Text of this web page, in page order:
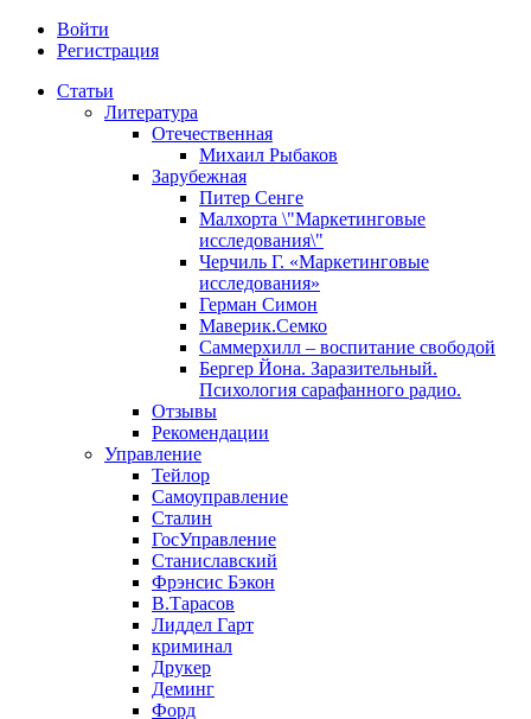
Войти
Регистрация
Статьи
Литература
Отечественная
Михаил Рыбаков
Зарубежная
Питер Сенге
Малхорта \"Маркетинговые
исследования\"
Черчиль Г. «Маркетинговые
исследования»
Герман Симон
Маверик.Семко
Саммерхилл – воспитание свободой
Бергер Йона. Заразительный.
Психология сарафанного радио.
Отзывы
Рекомендации
Управление
Тейлор
Самоуправление
Сталин
ГосУправление
Станиславский
Фрэнсис Бэкон
В.Тарасов
Лиддел Гарт
криминал
Друкер
Деминг
Форд